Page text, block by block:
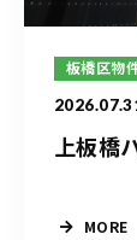
板橋区物
上板橋
MORE